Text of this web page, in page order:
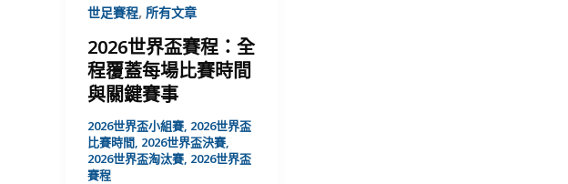
世足賽程, 所有文章
2026世界盃賽程：全
程覆蓋每場比賽時間
與關鍵賽事
2026世界盃小組賽 2026世界盃
比賽時間 2026世界盃決賽
2026世界盃淘汰賽 2026世界盃
賽程